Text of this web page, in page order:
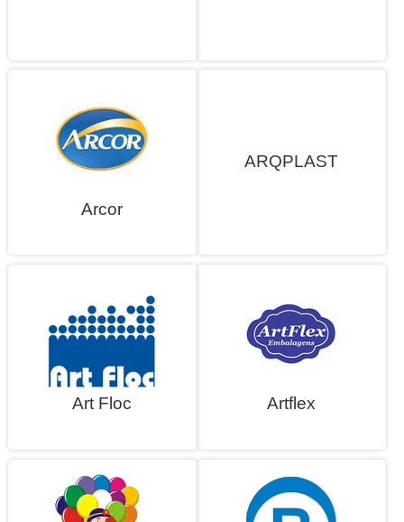
Arcor
ARQPLAST
Art Floc Artflex